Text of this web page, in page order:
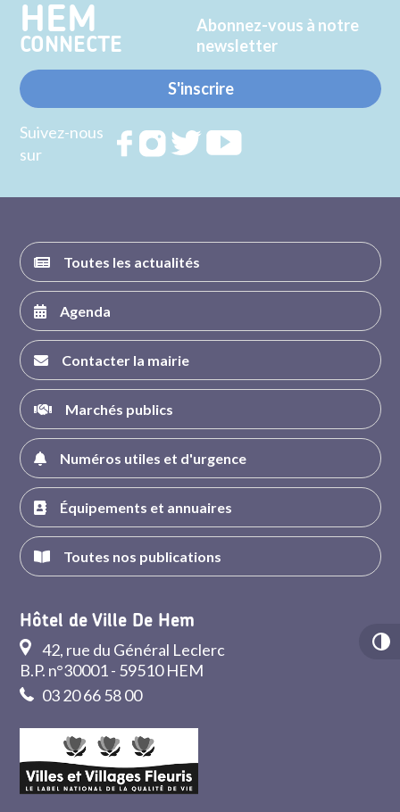
HEM
CONNECTE
Abonnez-vous à notre
newsletter
S'inscrire
Suivez-nous
sur
RejoignezRejoignezRejoignez
Toutes les actualités
Agenda
Contacter la mairie
Marchés publics
Numéros utiles et d'urgence
Équipements et annuaires
Toutes nos publications
Hôtel de Ville De Hem
42, rue du Général Leclerc
B.P. n°30001 - 59510 HEM
03 20 66 58 00